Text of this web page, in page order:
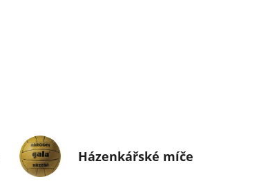
Házenkářské míče